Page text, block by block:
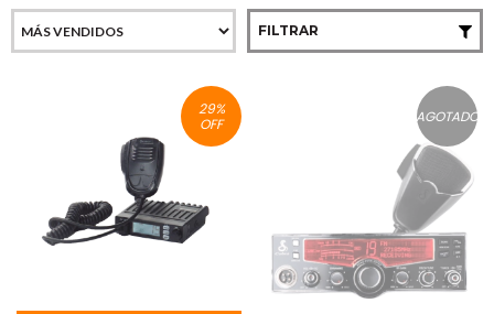
FILTRAR
29%
OFF
AGOTADO